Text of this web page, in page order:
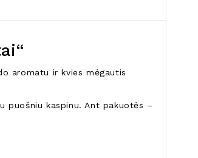
aromatu ir kvies mėgautis
puošniu kaspinu. Ant pakuotės –